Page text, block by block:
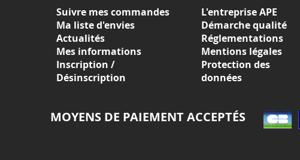
Suivre mes commandes
Ma liste d'envies
Actualités
Mes informations
Inscription /
Désinscription
L'entreprise APE
Démarche qualité
Réglementations
Mentions légales
Protection des
données
MOYENS DE PAIEMENT ACCEPTÉS